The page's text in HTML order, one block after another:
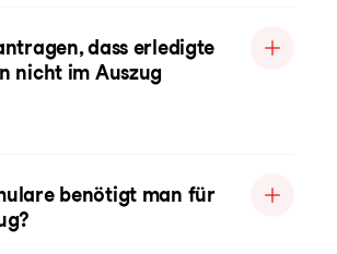
dass erledigte
nicht im Auszug
benötigt man für